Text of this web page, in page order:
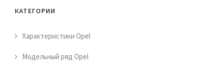
КАТЕГОРИИ
Характеристики Opel
Модельный ряд Opel